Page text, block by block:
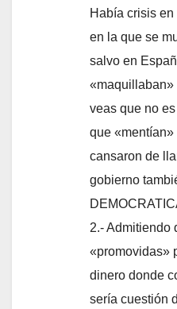
Había crisis en
en la que se
salvo en
«maquillaban»
veas que no
que
cansaron de
gobierno
2.- Admitiendo
«promovidas»
dinero donde
sería cuestión